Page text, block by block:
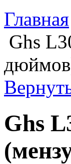
Главная
Ghs
Ghs